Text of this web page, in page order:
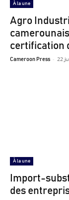
À la une
Agro
certification
Cameroon Press - 22
À la une
Import-
des